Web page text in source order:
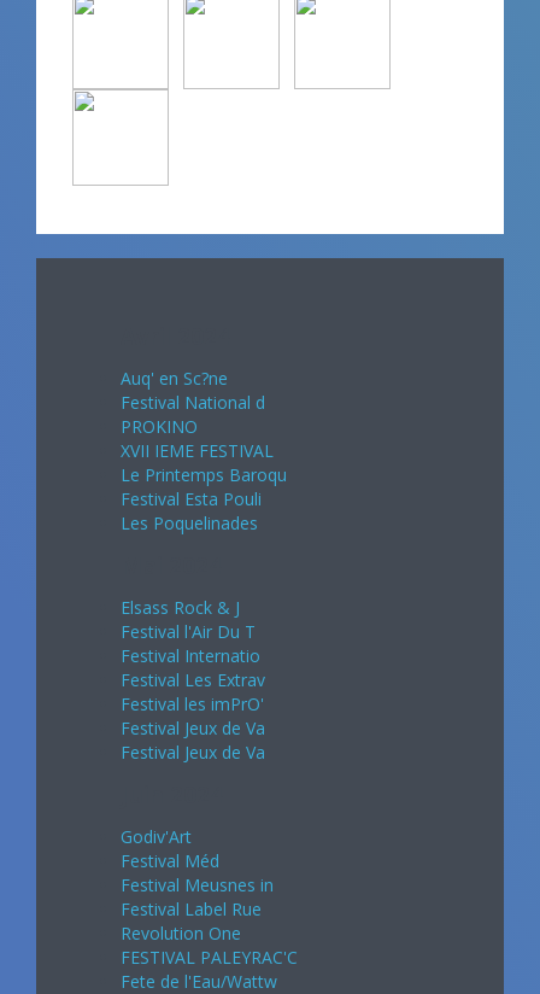
Auq' en Sc?ne
Festival National d
PROKINO
XVII IEME FESTIVAL
Le Printemps Baroqu
Festival Esta Pouli
Les Poquelinades
Elsass Rock & J
Festival l'Air Du T
Festival Internatio
Festival Les Extrav
Festival les imPrO'
Festival Jeux de Va
Festival Jeux de Va
Godiv'Art
Festival Méd
Festival Meusnes in
Festival Label Rue
Revolution One
FESTIVAL PALEYRAC'C
Fete de l'Eau/Wattw